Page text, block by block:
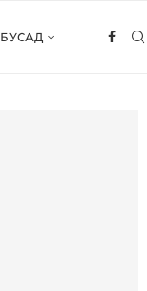
БУСАД